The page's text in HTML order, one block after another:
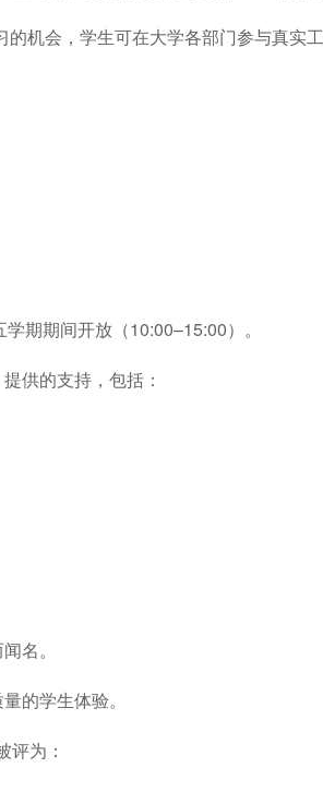
机会，学生可在大学各部门参与真实
期期间开放（10:00–15:00）。
供的支持，包括：
名。
的学生体验。
评为：